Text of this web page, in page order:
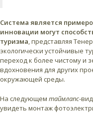
Система является
инновации могут
туризма , представляя
экологически устойчивые
переход к более чистому и
вдохновения для других
окружающей среды.
На следующем таймлапс-
увидеть монтаж